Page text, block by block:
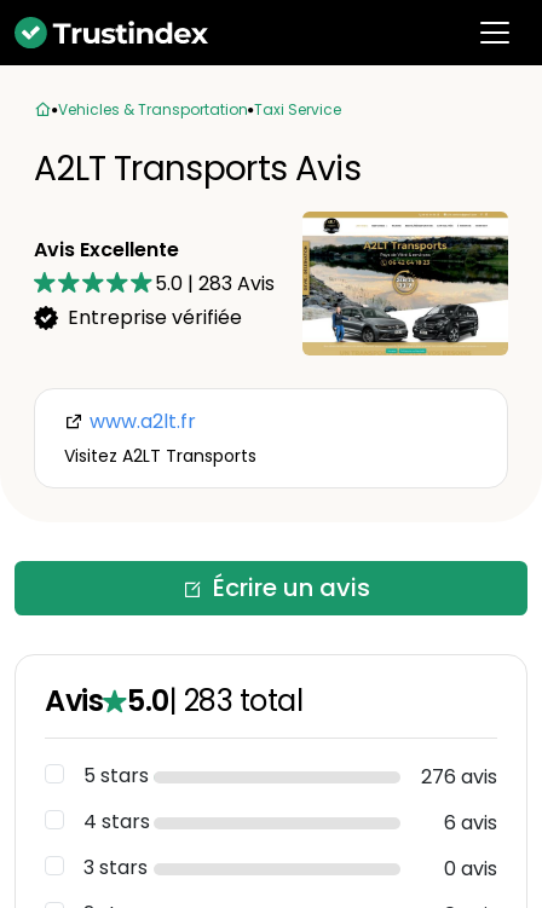
Vehicles & Transportation Taxi Service
A2LT Transports Avis
Avis Excellente
5.0 | 283Avis
Entreprise vérifiée
www.a2lt.fr
Visitez A2LT Transports
Écrire un avis
Avis 5.0| 283 total
5 stars
276 avis
4 stars
6 avis
3 stars
0 avis